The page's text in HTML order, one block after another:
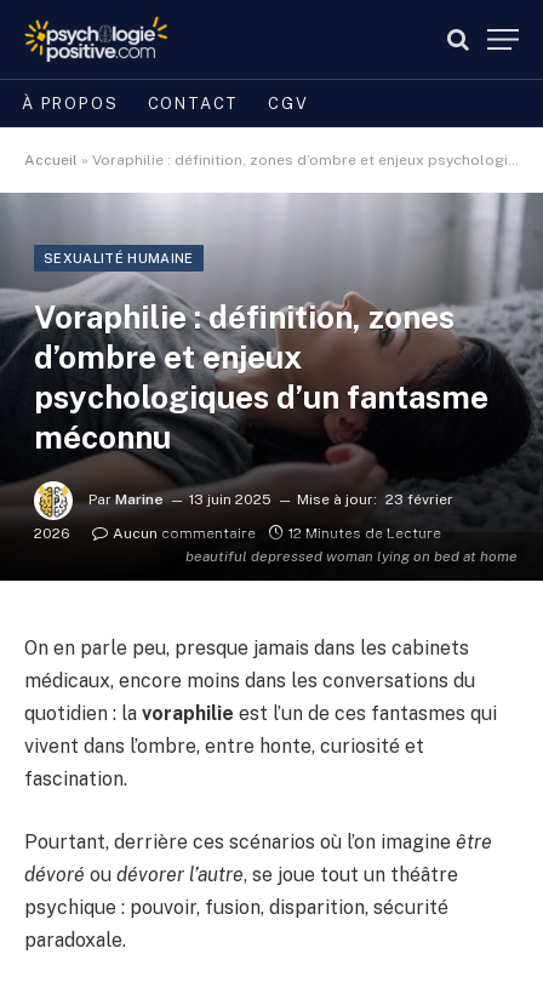
À PROPOS CONTACT CGV
Accueil » Voraphilie : définition, zones d’ombre et enjeux psychologiques d’un fantasme méconnu
beautiful depressed woman lying on bed at home
SEXUALITÉ HUMAINE
Voraphilie : définition, zones
d’ombre et enjeux
psychologiques d’un fantasme
méconnu
Par Marine 13 juin 2025 Mise à jour: 23 février
2026
Aucun commentaire 12 Minutes de Lecture
On en parle peu, presque jamais dans les cabinets
médicaux, encore moins dans les conversations du
quotidien : la voraphilie est l’un de ces fantasmes qui
vivent dans l’ombre, entre honte, curiosité et
fascination.
Pourtant, derrière ces scénarios où l’on imagine être
dévoré ou dévorer l’autre, se joue tout un théâtre
psychique : pouvoir, fusion, disparition, sécurité
paradoxale.